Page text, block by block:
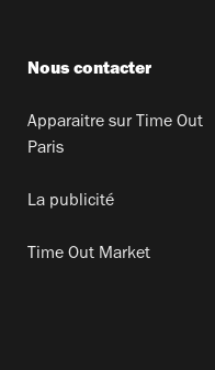
Nous contacter
Apparaitre sur Time Out
Paris
La publicité
Time Out Market